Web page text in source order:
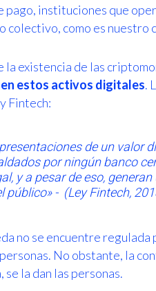
pago, instituciones que
colectivo, como es nuestro
la existencia de las
estos activos digitales.
Fintech:
de un valor
por ningún banco
y a pesar de eso,
público» - (Ley Fintech,
no se encuentre
No obstante, la
la dan las personas.